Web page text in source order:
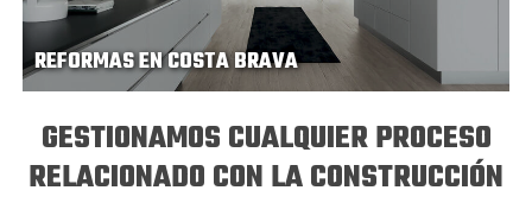
REFORMAS EN COSTA BRAVA
GESTIONAMOS CUALQUIER PROCESO
RELACIONADO CON LA CONSTRUCCIÓN